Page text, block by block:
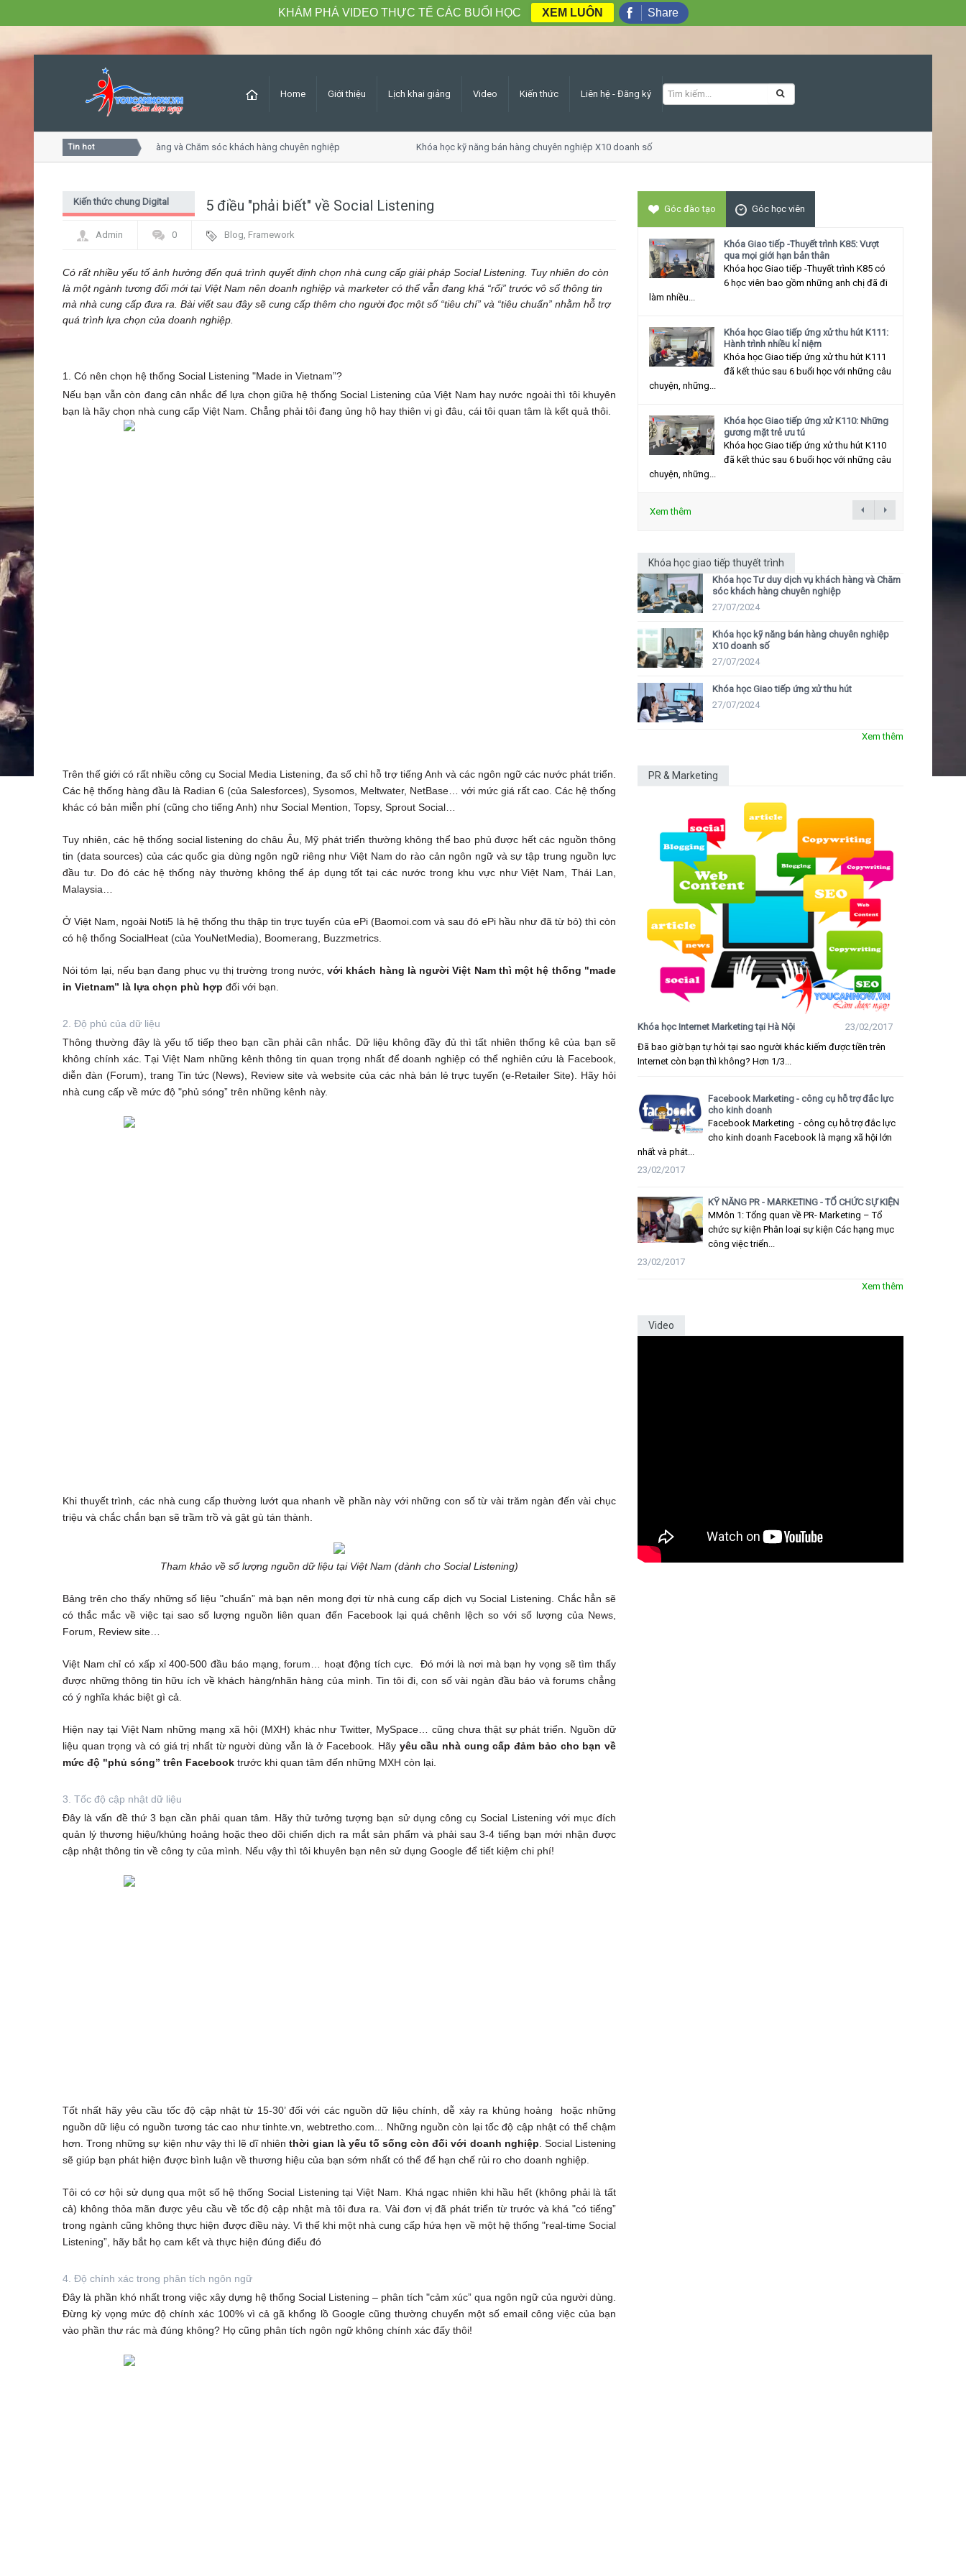
Home Giới thiệu Lịch khai giảng Video Kiến thức Liên hệ - Đăng ký
Tin hot
Khóa học Tư duy dịch vụ khách hàng và Chăm sóc khách hàng chuyên nghiệp Khóa học kỹ năng bán hàng chuyên nghiệp X10 doanh số
5 điều "phải biết" về Social Listening
Kiến thức chung Digital
Admin
0 Blog, Framework
Có rất nhiều yếu tố ảnh hưởng đến quá trình quyết định chọn nhà cung cấp giải pháp Social Listening. Tuy nhiên do còn
là một ngành tương đối mới tại Việt Nam nên doanh nghiệp và marketer có thể vẫn đang khá “rối” trước vô số thông tin
mà nhà cung cấp đưa ra. Bài viết sau đây sẽ cung cấp thêm cho người đọc một số “tiêu chí” và “tiêu chuẩn” nhằm hỗ trợ
quá trình lựa chọn của doanh nghiệp.
1. Có nên chọn hệ thống Social Listening "Made in Vietnam”?
Nếu bạn vẫn còn đang cân nhắc để lựa chọn giữa hệ thống Social Listening của Việt Nam hay nước ngoài thì tôi khuyên
bạn là hãy chọn nhà cung cấp Việt Nam. Chẳng phải tôi đang ủng hộ hay thiên vị gì đâu, cái tôi quan tâm là kết quả thôi.
Trên thế giới có rất nhiều công cụ Social Media Listening, đa số chỉ hỗ trợ tiếng Anh và các ngôn ngữ các nước phát triển.
Các hệ thống hàng đầu là Radian 6 (của Salesforces), Sysomos, Meltwater, NetBase… với mức giá rất cao. Các hệ thống
khác có bản miễn phí (cũng cho tiếng Anh) như Social Mention, Topsy, Sprout Social…
Tuy nhiên, các hệ thống social listening do châu Âu, Mỹ phát triển thường không thể bao phủ được hết các nguồn thông
tin (data sources) của các quốc gia dùng ngôn ngữ riêng như Việt Nam do rào cản ngôn ngữ và sự tập trung nguồn lực
đầu tư. Do đó các hệ thống này thường không thể áp dụng tốt tại các nước trong khu vực như Việt Nam, Thái Lan,
Malaysia…
Ở Việt Nam, ngoài Noti5 là hệ thống thu thập tin trực tuyến của ePi (Baomoi.com và sau đó ePi hầu như đã từ bỏ) thì còn
có hệ thống SocialHeat (của YouNetMedia), Boomerang, Buzzmetrics.
Nói tóm lại, nếu bạn đang phục vụ thị trường trong nước,với khách hàng là người Việt Nam thì một hệ thống "made
in Vietnam” là lựa chọn phù hợp đối với bạn.
2. Độ phủ của dữ liệu
Thông thường đây là yếu tố tiếp theo bạn cần phải cân nhắc. Dữ liệu không đầy đủ thì tất nhiên thống kê của bạn sẽ
không chính xác. Tại Việt Nam những kênh thông tin quan trọng nhất để doanh nghiệp có thể nghiên cứu là Facebook,
diễn đàn (Forum), trang Tin tức (News), Review site và website của các nhà bán lẻ trực tuyến (e-Retailer Site). Hãy hỏi
nhà cung cấp về mức độ "phủ sóng” trên những kênh này.
Khi thuyết trình, các nhà cung cấp thường lướt qua nhanh về phần này với những con số từ vài trăm ngàn đến vài chục
triệu và chắc chắn bạn sẽ trầm trồ và gật gù tán thành.
Tham khảo về số lượng nguồn dữ liệu tại Việt Nam (dành cho Social Listening)
Bảng trên cho thấy những số liệu "chuẩn” mà bạn nên mong đợi từ nhà cung cấp dịch vụ Social Listening. Chắc hẳn sẽ
có thắc mắc về việc tại sao số lượng nguồn liên quan đến Facebook lại quá chênh lệch so với số lượng của News,
Forum, Review site…
Việt Nam chỉ có xấp xỉ 400-500 đầu báo mạng, forum… hoạt động tích cực. Đó mới là nơi mà bạn hy vọng sẽ tìm thấy
được những thông tin hữu ích về khách hàng/nhãn hàng của mình. Tin tôi đi, con số vài ngàn đầu báo và forums chẳng
có ý nghĩa khác biệt gì cả.
Hiện nay tại Việt Nam những mạng xã hội (MXH) khác như Twitter, MySpace… cũng chưa thật sự phát triển. Nguồn dữ
liệu quan trọng và có giá trị nhất từ người dùng vẫn là ở Facebook. Hãy yêu cầu nhà cung cấp đảm bảo cho bạn về
mức độ "phủ sóng” trên Facebook trước khi quan tâm đến những MXH còn lại.
3. Tốc độ cập nhật dữ liệu
Đây là vấn đề thứ 3 bạn cần phải quan tâm. Hãy thử tưởng tượng bạn sử dụng công cụ Social Listening với mục đích
quản lý thương hiệu/khủng hoảng hoặc theo dõi chiến dịch ra mắt sản phẩm và phải sau 3-4 tiếng bạn mới nhận được
cập nhật thông tin về công ty của mình. Nếu vậy thì tôi khuyên bạn nên sử dụng Google để tiết kiệm chi phí!
Tốt nhất hãy yêu cầu tốc độ cập nhật từ 15-30’ đối với các nguồn dữ liệu chính, dễ xảy ra khủng hoảng hoặc những
nguồn dữ liệu có nguồn tương tác cao như tinhte.vn, webtretho.com... Những nguồn còn lại tốc độ cập nhật có thể chậm
hơn. Trong những sự kiện như vậy thì lẽ dĩ nhiên thời gian là yếu tố sống còn đối với doanh nghiệp. Social Listening
sẽ giúp bạn phát hiện được bình luận về thương hiệu của bạn sớm nhất có thể để hạn chế rủi ro cho doanh nghiệp.
Tôi có cơ hội sử dụng qua một số hệ thống Social Listening tại Việt Nam. Khá ngạc nhiên khi hầu hết (không phải là tất
cả) không thỏa mãn được yêu cầu về tốc độ cập nhật mà tôi đưa ra. Vài đơn vị đã phát triển từ trước và khá "có tiếng”
trong ngành cũng không thực hiện được điều này. Vì thế khi một nhà cung cấp hứa hẹn về một hệ thống "real-time Social
Listening”, hãy bắt họ cam kết và thực hiện đúng điểu đó
4. Độ chính xác trong phân tích ngôn ngữ
Đây là phần khó nhất trong việc xây dựng hệ thống Social Listening – phân tích "cảm xúc” qua ngôn ngữ của người dùng.
Đừng kỳ vọng mức độ chính xác 100% vì cả gã khổng lồ Google cũng thường chuyển một số email công việc của bạn
vào phần thư rác mà đúng không? Họ cũng phân tích ngôn ngữ không chính xác đấy thôi!
Góc đào tạo Góc học viên
Khóa Giao tiếp -Thuyết trình K85: Vượt
qua mọi giới hạn bản thân
Khóa học Giao tiếp -Thuyết trình K85 có
6 học viên bao gồm những anh chị đã đi
làm nhiều...
Khóa học Giao tiếp ứng xử thu hút K111:
Hành trình nhiều kỉ niệm
Khóa học Giao tiếp ứng xử thu hút K111
đã kết thúc sau 6 buổi học với những câu
chuyện, những...
Khóa học Giao tiếp ứng xử K110: Những
gương mặt trẻ ưu tú
Khóa học Giao tiếp ứng xử thu hút K110
đã kết thúc sau 6 buổi học với những câu
chuyện, những...
Xem thêm
Khóa học giao tiếp thuyết trình
Khóa học Tư duy dịch vụ khách hàng và Chăm
sóc khách hàng chuyên nghiệp
27/07/2024
Khóa học kỹ năng bán hàng chuyên nghiệp
X10 doanh số
27/07/2024
Khóa học Giao tiếp ứng xử thu hút
27/07/2024
Xem thêm
PR & Marketing
Khóa học Internet Marketing tại Hà Nội
23/02/2017
Đã bao giờ bạn tự hỏi tại sao người khác kiếm được tiền trên
Internet còn bạn thì không? Hơn 1/3...
Facebook Marketing - công cụ hỗ trợ đắc lực
cho kinh doanh
Facebook Marketing - công cụ hỗ trợ đắc lực
cho kinh doanh Facebook là mạng xã hội lớn
nhất và phát...
23/02/2017
KỸ NĂNG PR - MARKETING - TỔ CHỨC SỰ KIỆN
MMôn 1: Tổng quan về PR- Marketing – Tổ
chức sự kiện Phân loại sự kiện Các hạng mục
công việc triển...
23/02/2017
Xem thêm
Video
KHÁM PHÁ VIDEO THỰC TẾ CÁC BUỔI HỌC XEM LUÔN Share